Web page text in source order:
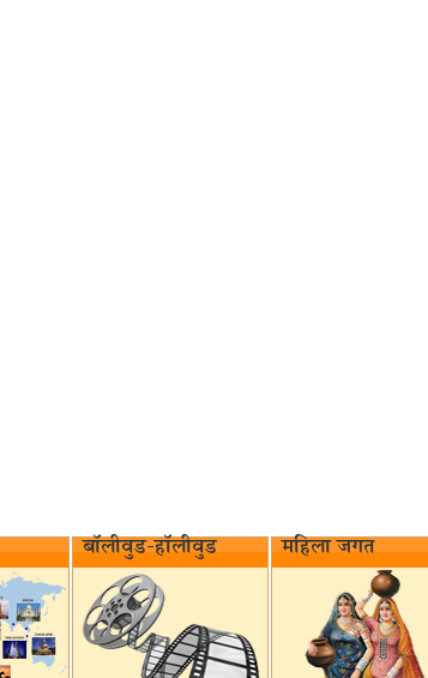
बॉलीवुड-हॉलीवुड महिला जगत